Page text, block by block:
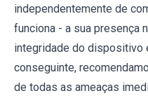
independentemente de
funciona - a sua presença
integridade do dispositivo
conseguinte,
de todas as ameaças